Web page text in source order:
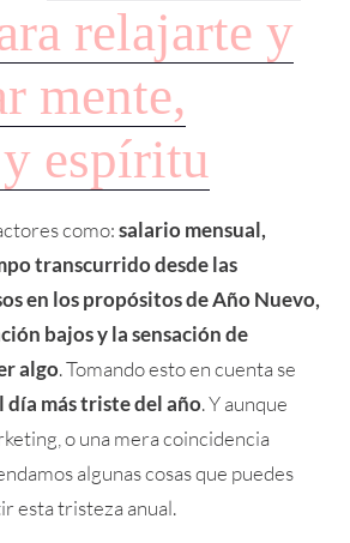
relajarte y
mente,
espíritu
como:salario mensual,
transcurrido desde las
en los propósitos de Año Nuevo,
bajos y la sensación de
algo. Tomando esto en cuenta se
día más triste del año. Y aunque
o una mera coincidencia
algunas cosas que puedes
esta tristeza anual.